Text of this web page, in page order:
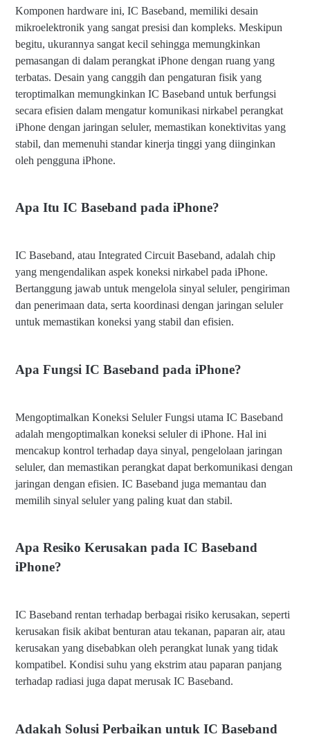
Komponen hardware ini, IC Baseband, memiliki desain
mikroelektronik yang sangat presisi dan kompleks. Meskipun
begitu, ukurannya sangat kecil sehingga memungkinkan
pemasangan di dalam perangkat iPhone dengan ruang yang
terbatas. Desain yang canggih dan pengaturan fisik yang
teroptimalkan memungkinkan IC Baseband untuk berfungsi
secara efisien dalam mengatur komunikasi nirkabel perangkat
iPhone dengan jaringan seluler, memastikan konektivitas yang
stabil, dan memenuhi standar kinerja tinggi yang diinginkan
oleh pengguna iPhone.
Apa Itu IC Baseband pada iPhone?
IC Baseband, atau Integrated Circuit Baseband, adalah chip
yang mengendalikan aspek koneksi nirkabel pada iPhone.
Bertanggung jawab untuk mengelola sinyal seluler, pengiriman
dan penerimaan data, serta koordinasi dengan jaringan seluler
untuk memastikan koneksi yang stabil dan efisien.
Apa Fungsi IC Baseband pada iPhone?
Mengoptimalkan Koneksi Seluler Fungsi utama IC Baseband
adalah mengoptimalkan koneksi seluler di iPhone. Hal ini
mencakup kontrol terhadap daya sinyal, pengelolaan jaringan
seluler, dan memastikan perangkat dapat berkomunikasi dengan
jaringan dengan efisien. IC Baseband juga memantau dan
memilih sinyal seluler yang paling kuat dan stabil.
Apa Resiko Kerusakan pada IC Baseband
iPhone?
IC Baseband rentan terhadap berbagai risiko kerusakan, seperti
kerusakan fisik akibat benturan atau tekanan, paparan air, atau
kerusakan yang disebabkan oleh perangkat lunak yang tidak
kompatibel. Kondisi suhu yang ekstrim atau paparan panjang
terhadap radiasi juga dapat merusak IC Baseband.
Adakah Solusi Perbaikan untuk IC Baseband